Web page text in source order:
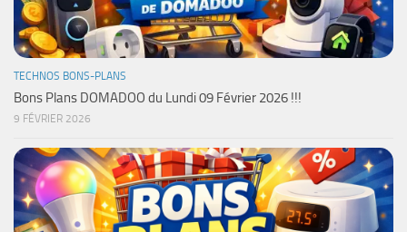
TECHNOS BONS-PLANS
Bons Plans DOMADOO du Lundi 09 Février 2026 !!!
9 FÉVRIER 2026